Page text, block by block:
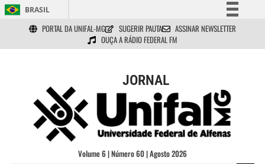
BRASIL
Simplifique!
Comunica BR
Acesso à informação
Legislação
Canais
PORTAL DA UNIFAL-MG SUGERIR PAUTA
ASSINAR NEWSLETTER
OUÇA A RÁDIO FEDERAL FM
JORNAL
Volume 6 | Número 60 | Agosto 2026